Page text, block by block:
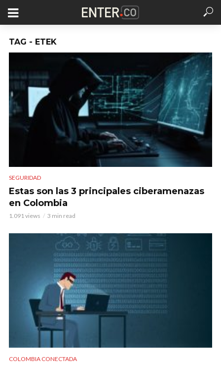
TAG - ETEK
SEGURIDAD
Estas son las 3 principales ciberamenazas
en Colombia
1.091 views 3 min read
COLOMBIA CONECTADA